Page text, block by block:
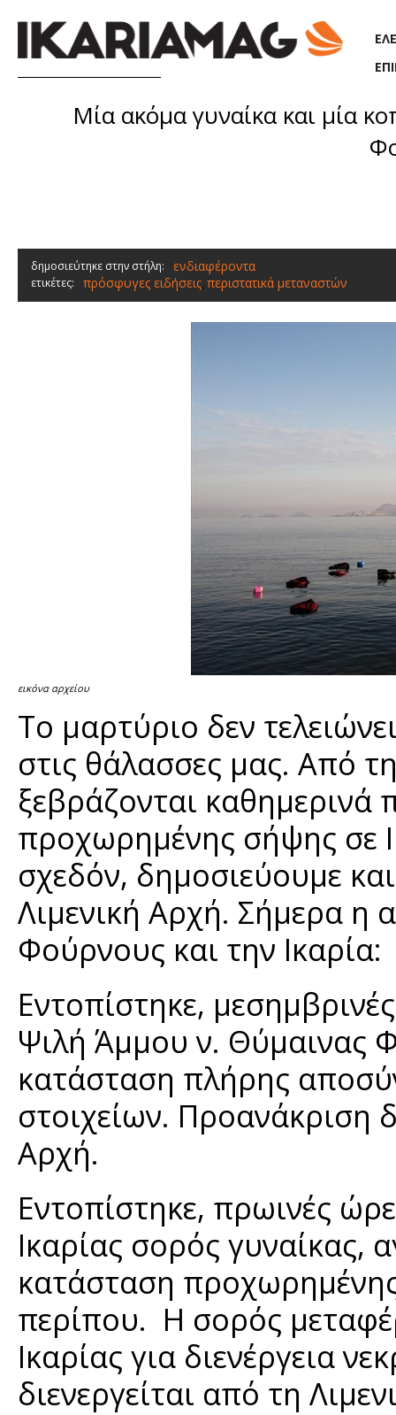
Μία ακόμα γυναίκα και μία
δημοσιεύτηκε στην στήλη: ενδιαφέροντα
ετικέτες: πρόσφυγες ειδήσεις, περιστατικά μεταναστών
εικόνα αρχείου
To μαρτύριο δεν
στις θάλασσες μας. Από
ξεβράζονται
προχωρημένης σήψης σε
σχεδόν, δημοσιεύουμε
Λιμενική Αρχή. Σήμερα η
Φούρνους και την Ικαρία:
Εντοπίστηκε,
Ψιλή Άμμου ν. Θύμαινας
κατάσταση πλήρης
στοιχείων. Προανάκριση
Αρχή.
Εντοπίστηκε, πρωινές
Ικαρίας σορός γυναίκας,
κατάσταση
περίπου. Η σορός
Ικαρίας για διενέργεια
διενεργείται από τη